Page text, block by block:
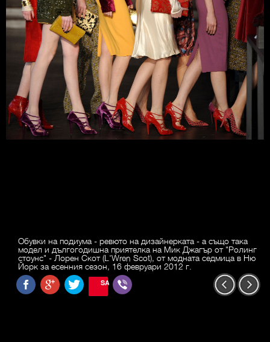
Обувки на подиума - ревюто на дизайнерката - а също така
модел и дългогодишна приятелка на Мик Джагър от "Ролинг
стоунс" - Лорен Скот (L'Wren Scot), от модната седмица в Ню
Йорк за есенния сезон, 16 февруари 2012 г.
SAVE